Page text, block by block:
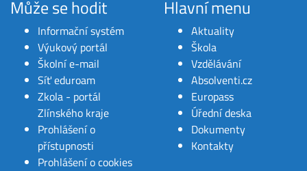
Může se hodit
Informační systém
Výukový portál
Školní e-mail
Síť eduroam
Zkola - portál
Zlínského kraje
Prohlášení o
přístupnosti
Prohlášení o cookies
Hlavní menu
Aktuality
Škola
Vzdělávání
Absolventi.cz
Europass
Úřední deska
Dokumenty
Kontakty